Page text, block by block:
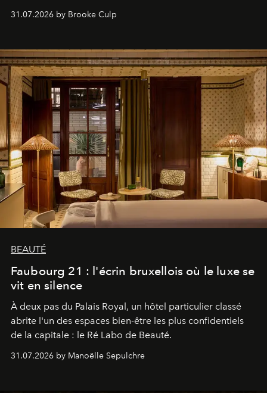
31.07.2026 by Brooke Culp
BEAUTÉ
Faubourg 21 : l'écrin bruxellois où le luxe se
vit en silence
À deux pas du Palais Royal, un hôtel particulier classé
abrite l'un des espaces bien-être les plus confidentiels
de la capitale : le Ré Labo de Beauté.
31.07.2026 by Manoëlle Sepulchre